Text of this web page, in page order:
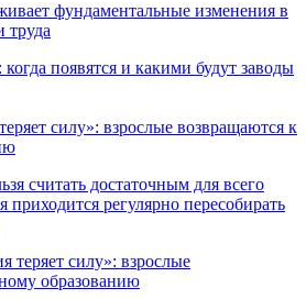
фундаментальные изменения в
труда
силу»: взрослые возвращаются к
считать достаточным для всего
приходится регулярно пересобирать